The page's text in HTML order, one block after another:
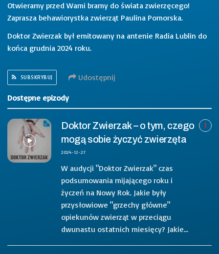
Otwieramy przed Wami bramy do świata zwierzęcego!
Zaprasza behawiorystka zwierząt Paulina Pomorska.
Doktor Zwierzak był emitowany na antenie Radia Lublin do
końca grudnia 2024 roku.
SUBSKRYBUJ Udostępnij
Dostępne epizody
Doktor Zwierzak – o tym, czego
mogą sobie życzyć zwierzęta
2024-12-27
W audycji "Doktor Zwierzak" czas
podsumowania mijającego roku i
życzeń na Nowy Rok. Jakie były
przysłowiowe "grzechy główne"
opiekunów zwierząt w przeciągu
dwunastu ostatnich miesięcy? Jakie...